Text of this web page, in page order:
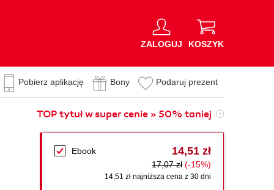
ZALOGUJ KOSZYK
Pobierz aplikację Bony Podaruj prezent
TOP tytuł w super cenie » 50% taniej
Ebook 14,51 zł
17,07 zł (-15%)
14,51 zł najniższa cena z 30 dni